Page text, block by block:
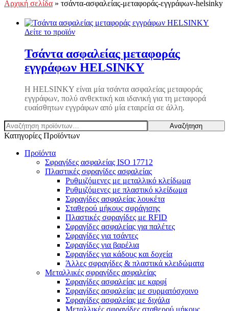
Αρχική σελίδα » τσάντα-ασφαλείας-μεταφοράς-εγγράφων-helsinky
Δείτε το προϊόν
Τσάντα ασφαλείας μεταφοράς
εγγράφων HELSINKY
Η HELSINKY είναι μία τσάντα ασφαλείας μεταφοράς
εγγράφων, πολύ ανθεκτική και ιδανική για τη μεταφορά
ευαίσθητων εγγράφων από μία εταιρεία σε άλλη.
Αναζήτηση
για:
Αναζήτηση
Κατηγορίες Προϊόντων
Προϊόντα
Σφραγίδες ασφαλείας ISO 17712
Πλαστικές σφραγίδες ασφαλείας
Ρυθμιζόμενες με μεταλλικό κλείδωμα
Ρυθμιζόμενες με πλαστικό κλείδωμα
Σφραγίδες ασφαλείας λουκέτα
Σταθερού μήκους σφράγισης
Πλαστικές σφραγίδες με RFID
Σφραγίδες ασφαλείας για παλέτες
Σφραγίδες για τσάντες
Σφραγίδες για βαρέλια
Σφραγίδες για κάδους και δοχεία
Άλλες σφραγίδες & πλαστικά κλειδώματα
Μεταλλικές σφραγίδες ασφαλείας
Σφραγίδες ασφαλείας με καρφί
Σφραγίδες ασφαλείας με συρματόσχοινο
Σφραγίδες ασφαλείας με διχάλα
Μεταλλικές σφραγίδες σταθερού μήκους